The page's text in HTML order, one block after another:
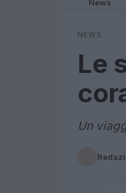
News
NEWS
Le
Un